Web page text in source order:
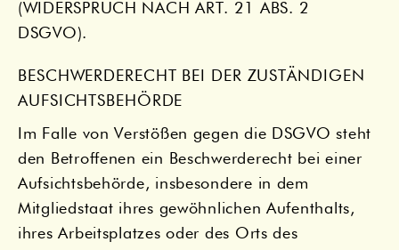
(WIDERSPRUCH NACH ART. 21 ABS. 2
DSGVO).
BESCHWERDE­RECHT BEI DER ZUSTÄNDIGEN
AUFSICHTS­BEHÖRDE
Im Falle von Verstößen gegen die DSGVO steht
den Betroffenen ein Beschwerderecht bei einer
Aufsichtsbehörde, insbesondere in dem
Mitgliedstaat ihres gewöhnlichen Aufenthalts,
ihres Arbeitsplatzes oder des Orts des